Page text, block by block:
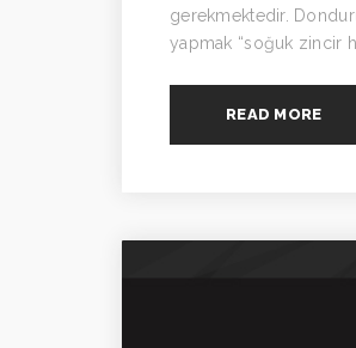
gerekmektedir.
yapmak “soğuk zincir
READ MORE